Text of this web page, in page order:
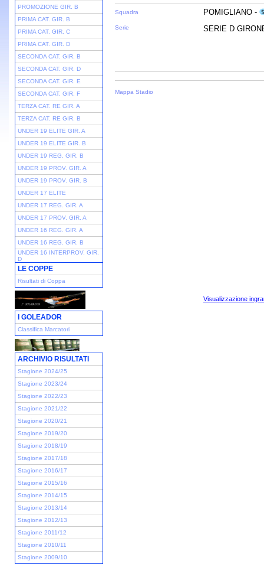
PROMOZIONE GIR. B
PRIMA CAT. GIR. B
PRIMA CAT. GIR. C
PRIMA CAT. GIR. D
SECONDA CAT. GIR. B
SECONDA CAT. GIR. D
SECONDA CAT. GIR. E
SECONDA CAT. GIR. F
TERZA CAT. RE GIR. A
TERZA CAT. RE GIR. B
UNDER 19 ELITE GIR. A
UNDER 19 ELITE GIR. B
UNDER 19 REG. GIR. B
UNDER 19 PROV. GIR. A
UNDER 19 PROV. GIR. B
UNDER 17 ELITE
UNDER 17 REG. GIR. A
UNDER 17 PROV. GIR. A
UNDER 16 REG. GIR. A
UNDER 16 REG. GIR. B
UNDER 16 INTERPROV. GIR.
D
LE COPPE
Risultati di Coppa
I GOLEADOR
Classifica Marcatori
ARCHIVIO RISULTATI
Stagione 2024/25
Stagione 2023/24
Stagione 2022/23
Stagione 2021/22
Stagione 2020/21
Stagione 2019/20
Stagione 2018/19
Stagione 2017/18
Stagione 2016/17
Stagione 2015/16
Stagione 2014/15
Stagione 2013/14
Stagione 2012/13
Stagione 2011/12
Stagione 2010/11
Stagione 2009/10
Squadra
Serie
POMIGLIANO -
SERIE D
Mappa Stadio
Visualizzazione